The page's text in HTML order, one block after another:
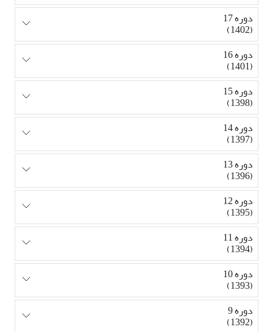
دوره 17
(1402)
دوره 16
(1401)
دوره 15
(1398)
دوره 14
(1397)
دوره 13
(1396)
دوره 12
(1395)
دوره 11
(1394)
دوره 10
(1393)
دوره 9
(1392)